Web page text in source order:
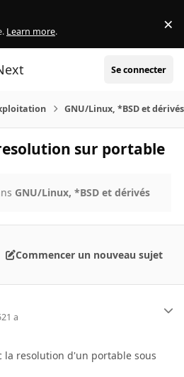
Learn more. ×
Se connecter
GNU/Linux, *BSD et
sur portable
GNU/Linux, *BSD et dérivés
Commencer un nouveau sujet
21 a
la resolution d'un portable sous